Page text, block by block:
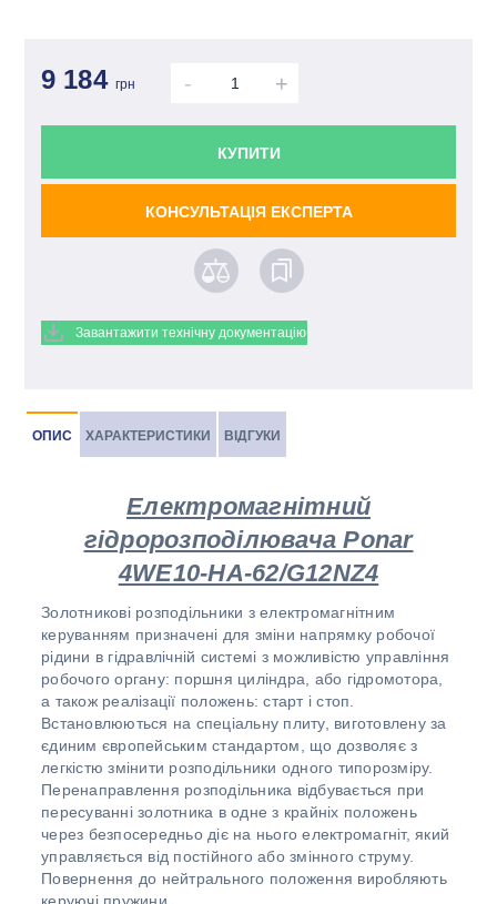
9 184 грн - +
КУПИТИ
КОНСУЛЬТАЦІЯ ЕКСПЕРТА
Завантажити технічну документацію
ОПИС ХАРАКТЕРИСТИКИ ВІДГУКИ
Електромагнітний
гідророзподілювача Ponar
4WE10-HA-62/G12NZ4
Золотникові розподільники з електромагнітним
керуванням призначені для зміни напрямку робочої
рідини в гідравлічній системі з можливістю управління
робочого органу: поршня циліндра, або гідромотора,
а також реалізації положень: старт і стоп.
Встановлюються на спеціальну плиту, виготовлену за
єдиним європейським стандартом, що дозволяє з
легкістю змінити розподільники одного типорозміру.
Перенаправлення розподільника відбувається при
пересуванні золотника в одне з крайніх положень
через безпосередньо діє на нього електромагніт, який
управляється від постійного або змінного струму.
Повернення до нейтрального положення виробляють